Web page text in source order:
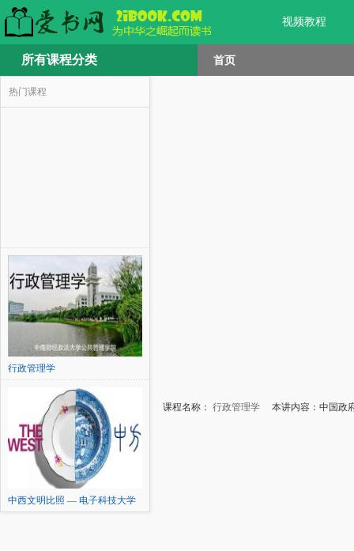
视频教程
所有课程分类 首页
热门课程
行政管理学
中西文明比照 — 电子科技大学
课程名称： 行政管理学 本讲内容：中国政